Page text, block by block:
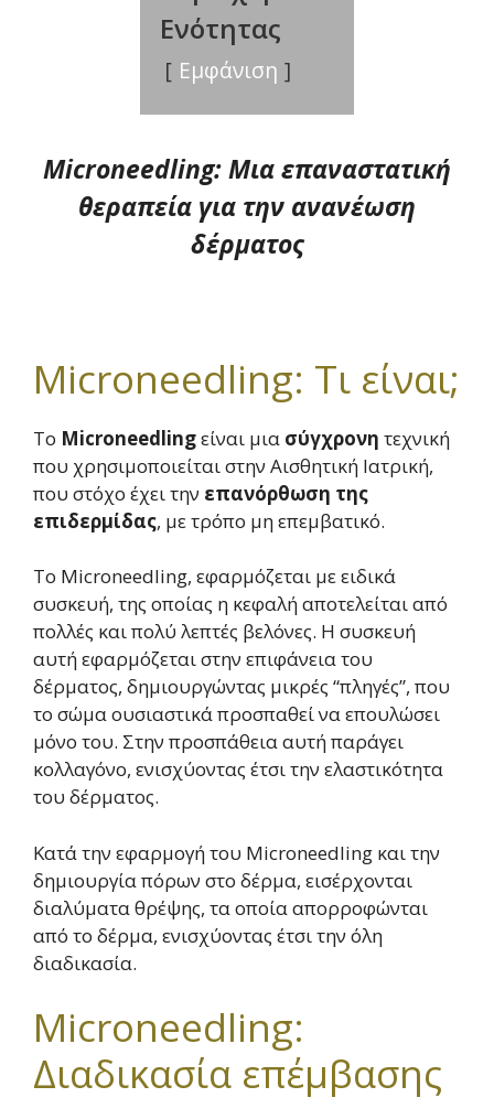
Ενότητας
Εμφάνιση
Microneedling: Μια επαναστατική
θεραπεία για την ανανέωση
δέρματος
Microneedling: Τι είναι;
Το Microneedlingείναι μια σύγχρονη τεχνική
που χρησιμοποιείται στην Αισθητική Ιατρική,
που στόχο έχει την επανόρθωση της
επιδερμίδας, με τρόπο μη επεμβατικό.
Το Microneedling, εφαρμόζεται με ειδικά
συσκευή, της οποίας η κεφαλή αποτελείται από
πολλές και πολύ λεπτές βελόνες. Η συσκευή
αυτή εφαρμόζεται στην επιφάνεια του
δέρματος, δημιουργώντας μικρές “πληγές”, που
το σώμα ουσιαστικά προσπαθεί να επουλώσει
μόνο του. Στην προσπάθεια αυτή παράγει
κολλαγόνο, ενισχύοντας έτσι την ελαστικότητα
του δέρματος.
Κατά την εφαρμογή του Microneedling και την
δημιουργία πόρων στο δέρμα, εισέρχονται
διαλύματα θρέψης, τα οποία απορροφώνται
από το δέρμα, ενισχύοντας έτσι την όλη
διαδικασία.
Microneedling:
Διαδικασία επέμβασης